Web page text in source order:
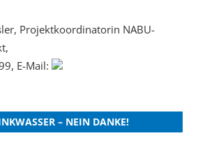
Projektkoordinatorin NABU-
E-Mail:
– NEIN DANKE!